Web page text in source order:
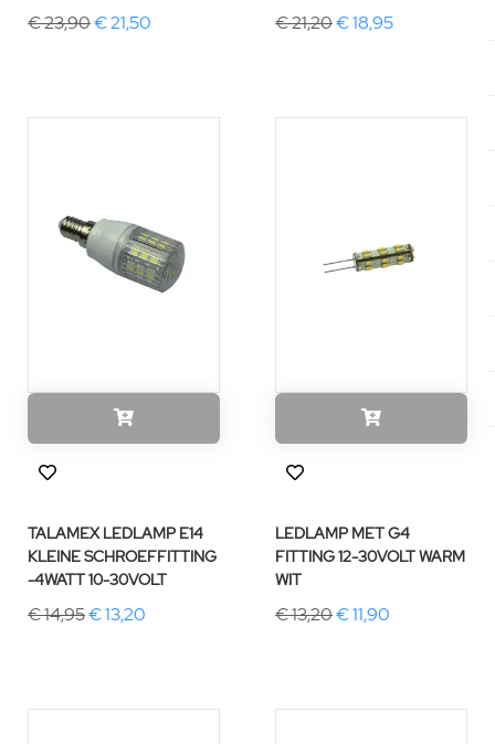
€ 23,90€ 21,50 € 21,20€ 18,95
TALAMEX LEDLAMP E14
KLEINE SCHROEFFITTING
-4WATT 10-30VOLT
€ 14,95€ 13,20
LEDLAMP MET G4
FITTING 12-30VOLT WARM
WIT
€ 13,20€ 11,90